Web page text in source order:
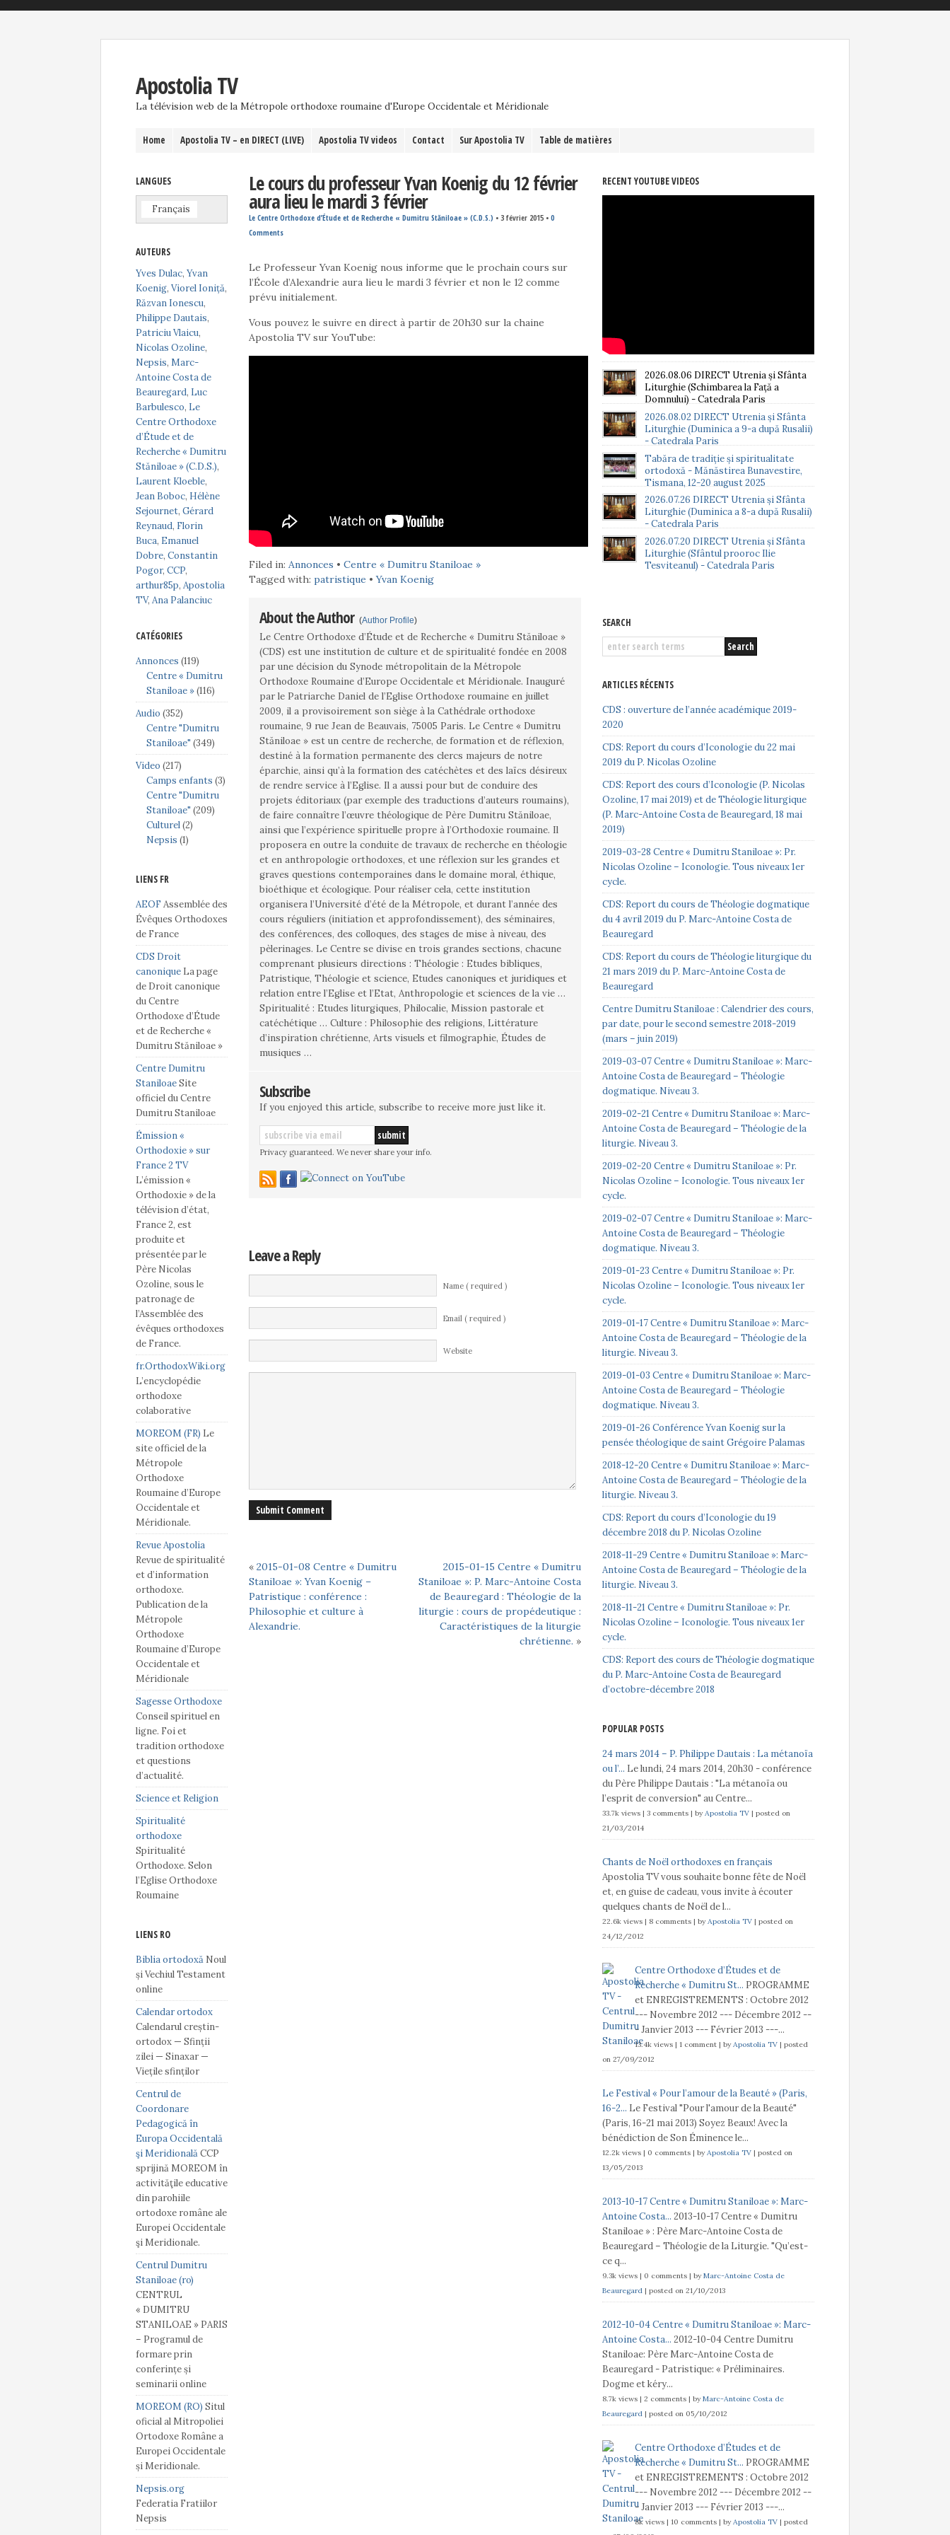
Apostolia TV
La télévision web de la Métropole orthodoxe roumaine d'Europe Occidentale et Méridionale
Home Apostolia TV – en DIRECT (LIVE) Apostolia TV videos Contact Sur Apostolia TV Table de matières
Le cours du professeur Yvan Koenig du 12 février
aura lieu le mardi 3 février
Le Centre Orthodoxe d’Étude et de Recherche « Dumitru Stăniloae » (C.D.S.) •3 février 2015 •0
Comments
Le Professeur Yvan Koenig nous informe que le prochain cours sur
l’École d’Alexandrie aura lieu le mardi 3 février et non le 12 comme
prévu initialement.
Vous pouvez le suivre en direct à partir de 20h30 sur la chaine
Apostolia TV sur YouTube:
Filed in:Annonces •Centre « Dumitru Staniloae »
Tagged with:patristique •Yvan Koenig
About the Author (Author Profile)
Le Centre Orthodoxe d’Étude et de Recherche « Dumitru Stăniloae »
(CDS) est une institution de culture et de spiritualité fondée en 2008
par une décision du Synode métropolitain de la Métropole
Orthodoxe Roumaine d’Europe Occidentale et Méridionale. Inauguré
par le Patriarche Daniel de l’Eglise Orthodoxe roumaine en juillet
2009, il a provisoirement son siège à la Cathédrale orthodoxe
roumaine, 9 rue Jean de Beauvais, 75005 Paris. Le Centre « Dumitru
Stăniloae » est un centre de recherche, de formation et de réflexion,
destiné à la formation permanente des clercs majeurs de notre
éparchie, ainsi qu’à la formation des catéchètes et des laïcs désireux
de rendre service à l’Eglise. Il a aussi pour but de conduire des
projets éditoriaux (par exemple des traductions d’auteurs roumains),
de faire connaître l’œuvre théologique de Père Dumitru Stăniloae,
ainsi que l’expérience spirituelle propre à l’Orthodoxie roumaine. Il
proposera en outre la conduite de travaux de recherche en théologie
et en anthropologie orthodoxes, et une réflexion sur les grandes et
graves questions contemporaines dans le domaine moral, éthique,
bioéthique et écologique. Pour réaliser cela, cette institution
organisera l’Université d’été de la Métropole, et durant l’année des
cours réguliers (initiation et approfondissement), des séminaires,
des conférences, des colloques, des stages de mise à niveau, des
pèlerinages. Le Centre se divise en trois grandes sections, chacune
comprenant plusieurs directions : Théologie : Etudes bibliques,
Patristique, Théologie et science, Etudes canoniques et juridiques et
relation entre l’Eglise et l’Etat, Anthropologie et sciences de la vie …
Spiritualité : Etudes liturgiques, Philocalie, Mission pastorale et
catéchétique … Culture : Philosophie des religions, Littérature
d’inspiration chrétienne, Arts visuels et filmographie, Études de
musiques …
Subscribe
If you enjoyed this article, subscribe to receive more just like it.
Privacy guaranteed. We never share your info.
Leave a Reply
Name ( required )
Email ( required )
Website
«2015-01-08 Centre « Dumitru
Staniloae »: Yvan Koenig –
Patristique : conférence :
Philosophie et culture à
Alexandrie.
2015-01-15 Centre « Dumitru
Staniloae »: P. Marc-Antoine Costa
de Beauregard : Théologie de la
liturgie : cours de propédeutique :
Caractéristiques de la liturgie
chrétienne. »
LANGUES
Français
AUTEURS
Yves Dulac, Yvan
Koenig, Viorel Ioniță,
Răzvan Ionescu,
Philippe Dautais,
Patriciu Vlaicu,
Nicolas Ozoline,
Nepsis, Marc-
Antoine Costa de
Beauregard, Luc
Barbulesco, Le
Centre Orthodoxe
d’Étude et de
Recherche « Dumitru
Stăniloae » (C.D.S.),
Laurent Kloeble,
Jean Boboc, Hélène
Sejournet, Gérard
Reynaud, Florin
Buca, Emanuel
Dobre, Constantin
Pogor, CCP,
arthur85p, Apostolia
TV, Ana Palanciuc
CATÉGORIES
Annonces (119)
Centre « Dumitru
Staniloae »(116)
Audio (352)
Centre "Dumitru
Staniloae" (349)
Video (217)
Camps enfants (3)
Centre "Dumitru
Staniloae" (209)
Culturel(2)
Nepsis (1)
LIENS FR
AEOF Assemblée des
Évêques Orthodoxes
de France
CDS Droit
canonique La page
de Droit canonique
du Centre
Orthodoxe d’Étude
et de Recherche «
Dumitru Stăniloae »
Centre Dumitru
StaniloaeSite
officiel du Centre
Dumitru Staniloae
Émission «
Orthodoxie » sur
France 2 TV
L’émission «
Orthodoxie » de la
télévision d’état,
France 2, est
produite et
présentée par le
Père Nicolas
Ozoline, sous le
patronage de
l’Assemblée des
évêques orthodoxes
de France.
fr.OrthodoxWiki.org
L’encyclopédie
orthodoxe
colaborative
MOREOM (FR) Le
site officiel de la
Métropole
Orthodoxe
Roumaine d’Europe
Occidentale et
Méridionale.
Revue Apostolia
Revue de spiritualité
et d’information
orthodoxe.
Publication de la
Métropole
Orthodoxe
Roumaine d’Europe
Occidentale et
Méridionale
Sagesse Orthodoxe
Conseil spirituel en
ligne. Foi et
tradition orthodoxe
et questions
d’actualité.
Science et Religion
Spiritualité
orthodoxe
Spiritualité
Orthodoxe. Selon
l’Eglise Orthodoxe
Roumaine
LIENS RO
Biblia ortodoxă Noul
și Vechiul Testament
online
Calendar ortodox
Calendarul creștin-
ortodox — Sfinții
zilei — Sinaxar —
Viețile sfinților
Centrul de
Coordonare
Pedagogică în
Europa Occidentală
şi MeridionalăCCP
sprijină MOREOM în
activităţile educative
din parohiile
ortodoxe române ale
Europei Occidentale
şi Meridionale.
Centrul Dumitru
Staniloae (ro)
CENTRUL
« DUMITRU
STANILOAE » PARIS
– Programul de
formare prin
conferințe și
seminarii online
MOREOM (RO) Situl
oficial al Mitropoliei
Ortodoxe Române a
Europei Occidentale
și Meridionale.
Nepsis.org
Federatia Fratiilor
Nepsis
RECENT YOUTUBE VIDEOS
2026.08.06 DIRECT Utrenia și Sfânta
Liturghie (Schimbarea la Față a
Domnului) - Catedrala Paris
2026.08.02 DIRECT Utrenia și Sfânta
Liturghie (Duminica a 9-a după Rusalii)
- Catedrala Paris
Tabăra de tradiție și spiritualitate
ortodoxă - Mănăstirea Bunavestire,
Tismana, 12-20 august 2025
2026.07.26 DIRECT Utrenia și Sfânta
Liturghie (Duminica a 8-a după Rusalii)
- Catedrala Paris
2026.07.20 DIRECT Utrenia și Sfânta
Liturghie (Sfântul prooroc Ilie
Tesviteanul) - Catedrala Paris
SEARCH
ARTICLES RÉCENTS
CDS : ouverture de l’année académique 2019-
2020
CDS: Report du cours d’Iconologie du 22 mai
2019 du P. Nicolas Ozoline
CDS: Report des cours d’Iconologie (P. Nicolas
Ozoline, 17 mai 2019) et de Théologie liturgique
(P. Marc-Antoine Costa de Beauregard, 18 mai
2019)
2019-03-28 Centre « Dumitru Staniloae »: Pr.
Nicolas Ozoline – Iconologie. Tous niveaux 1er
cycle.
CDS: Report du cours de Théologie dogmatique
du 4 avril 2019 du P. Marc-Antoine Costa de
Beauregard
CDS: Report du cours de Théologie liturgique du
21 mars 2019 du P. Marc-Antoine Costa de
Beauregard
Centre Dumitru Staniloae : Calendrier des cours,
par date, pour le second semestre 2018-2019
(mars – juin 2019)
2019-03-07 Centre « Dumitru Staniloae »: Marc-
Antoine Costa de Beauregard – Théologie
dogmatique. Niveau 3.
2019-02-21 Centre « Dumitru Staniloae »: Marc-
Antoine Costa de Beauregard – Théologie de la
liturgie. Niveau 3.
2019-02-20 Centre « Dumitru Staniloae »: Pr.
Nicolas Ozoline – Iconologie. Tous niveaux 1er
cycle.
2019-02-07 Centre « Dumitru Staniloae »: Marc-
Antoine Costa de Beauregard – Théologie
dogmatique. Niveau 3.
2019-01-23 Centre « Dumitru Staniloae »: Pr.
Nicolas Ozoline – Iconologie. Tous niveaux 1er
cycle.
2019-01-17 Centre « Dumitru Staniloae »: Marc-
Antoine Costa de Beauregard – Théologie de la
liturgie. Niveau 3.
2019-01-03 Centre « Dumitru Staniloae »: Marc-
Antoine Costa de Beauregard – Théologie
dogmatique. Niveau 3.
2019-01-26 Conférence Yvan Koenig sur la
pensée théologique de saint Grégoire Palamas
2018-12-20 Centre « Dumitru Staniloae »: Marc-
Antoine Costa de Beauregard – Théologie de la
liturgie. Niveau 3.
CDS: Report du cours d’Iconologie du 19
décembre 2018 du P. Nicolas Ozoline
2018-11-29 Centre « Dumitru Staniloae »: Marc-
Antoine Costa de Beauregard – Théologie de la
liturgie. Niveau 3.
2018-11-21 Centre « Dumitru Staniloae »: Pr.
Nicolas Ozoline – Iconologie. Tous niveaux 1er
cycle.
CDS: Report des cours de Théologie dogmatique
du P. Marc-Antoine Costa de Beauregard
d’octobre-décembre 2018
POPULAR POSTS
24 mars 2014 – P. Philippe Dautais : La métanoïa
ou l’... Le lundi, 24 mars 2014, 20h30 - conférence
du Père Philippe Dautais : "La métanoïa ou
l’esprit de conversion" au Centre...
33.7k views | 3 comments | byApostolia TV | posted on
21/03/2014
Chants de Noël orthodoxes en français
Apostolia TV vous souhaite bonne fête de Noël
et, en guise de cadeau, vous invite à écouter
quelques chants de Noël de l...
22.6k views | 8 comments | byApostolia TV | posted on
24/12/2012
Centre Orthodoxe d’Études et de
Recherche « Dumitru St... PROGRAMME
et ENREGISTREMENTS : Octobre 2012
--- Novembre 2012 --- Décembre 2012 --
- Janvier 2013 --- Février 2013 ---...
13.4k views | 1 comment | byApostolia TV | posted
on 27/09/2012
Le Festival « Pour l’amour de la Beauté » (Paris,
16-2... Le Festival "Pour l'amour de la Beauté"
(Paris, 16-21 mai 2013) Soyez Beaux! Avec la
bénédiction de Son Éminence le...
12.2k views | 0 comments | byApostolia TV | posted on
13/05/2013
2013-10-17 Centre « Dumitru Staniloae »: Marc-
Antoine Costa... 2013-10-17 Centre « Dumitru
Staniloae » : Père Marc-Antoine Costa de
Beauregard – Théologie de la Liturgie. "Qu’est-
ce q...
9.3k views | 0 comments | byMarc-Antoine Costa de
Beauregard | posted on 21/10/2013
2012-10-04 Centre « Dumitru Staniloae »: Marc-
Antoine Costa... 2012-10-04 Centre Dumitru
Staniloae: Père Marc-Antoine Costa de
Beauregard - Patristique: « Préliminaires.
Dogme et kéry...
8.7k views | 2 comments | byMarc-Antoine Costa de
Beauregard | posted on 05/10/2012
Centre Orthodoxe d’Études et de
Recherche « Dumitru St... PROGRAMME
et ENREGISTREMENTS : Octobre 2012
--- Novembre 2012 --- Décembre 2012 --
- Janvier 2013 --- Février 2013 ---...
8k views | 10 comments | byApostolia TV | posted